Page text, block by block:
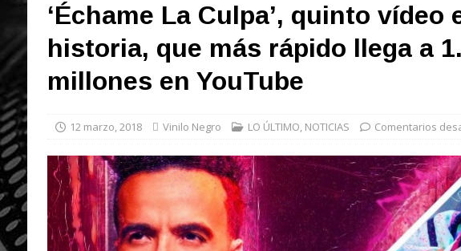
‘Échame La Culpa’, quinto vídeo
historia, que más rápido llega a
millones en YouTube
12 marzo, 2018 Vinilo Negro LO ÚLTIMO, NOTICIAS Comentarios